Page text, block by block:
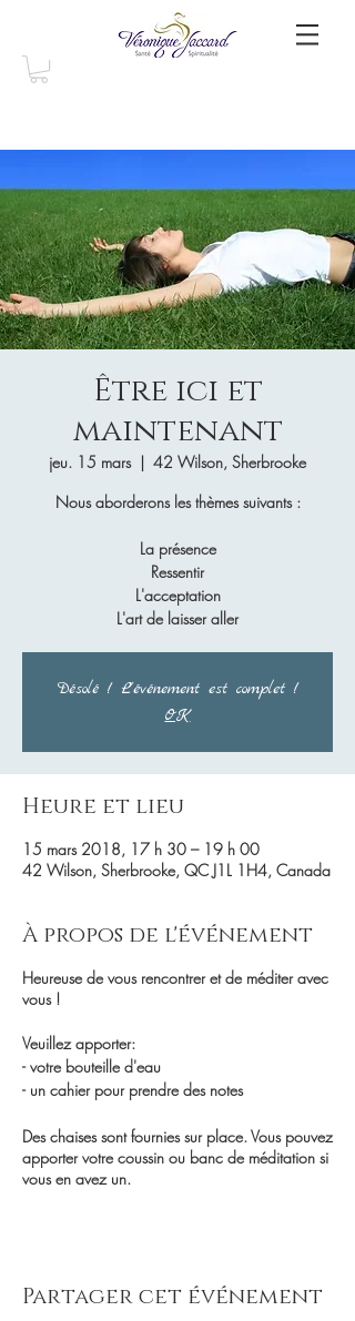
Être ici et
maintenant
jeu. 15 mars
  |
42 Wilson, Sherbrooke
Nous aborderons les thèmes suivants :
La présence
Ressentir
L'acceptation
L'art de laisser aller
Désolé ! L'événement est complet !
OK
Heure et lieu
15 mars 2018, 17 h 30 – 19 h 00
42 Wilson, Sherbrooke, QC J1L 1H4, Canada
À propos de l'événement
Heureuse de vous rencontrer et de méditer avec
vous !
Veuillez apporter:
- votre bouteille d'eau
- un cahier pour prendre des notes
Des chaises sont fournies sur place. Vous pouvez
apporter votre coussin ou banc de méditation si
vous en avez un.
À bientôt, Véronique
Partager cet événement